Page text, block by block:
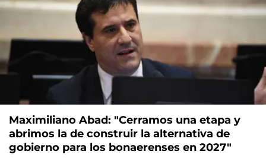
Maximiliano Abad: "Cerramos una etapa y
abrimos la de construir la alternativa de
gobierno para los bonaerenses en 2027"